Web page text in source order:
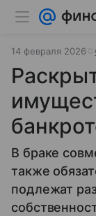
14 февраля 2026
В браке
также
подлежат